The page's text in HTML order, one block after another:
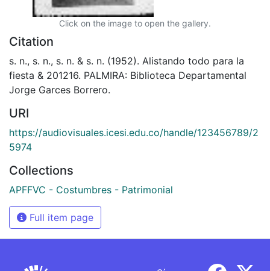
Click on the image to open the gallery.
Citation
s. n., s. n., s. n. & s. n. (1952). Alistando todo para la
fiesta & 201216. PALMIRA: Biblioteca Departamental
Jorge Garces Borrero.
URI
https://audiovisuales.icesi.edu.co/handle/123456789/2
5974
Collections
APFFVC - Costumbres - Patrimonial
Full item page